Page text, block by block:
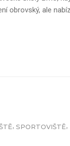
obrovský, ale
, SPORTOVIŠTĚ,